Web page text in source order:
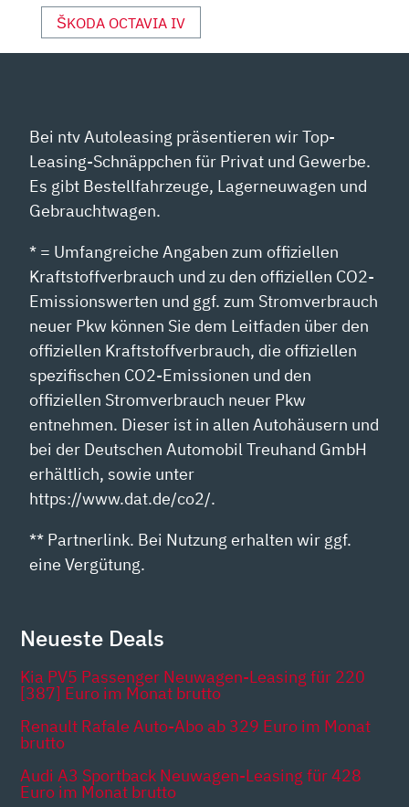
ŠKODA OCTAVIA IV
Bei ntv Autoleasing präsentieren wir Top-
Leasing-Schnäppchen für Privat und Gewerbe.
Es gibt Bestellfahrzeuge, Lagerneuwagen und
Gebrauchtwagen.
* = Umfangreiche Angaben zum offiziellen
Kraftstoffverbrauch und zu den offiziellen CO2-
Emissionswerten und ggf. zum Stromverbrauch
neuer Pkw können Sie dem Leitfaden über den
offiziellen Kraftstoffverbrauch, die offiziellen
spezifischen CO2-Emissionen und den
offiziellen Stromverbrauch neuer Pkw
entnehmen. Dieser ist in allen Autohäusern und
bei der Deutschen Automobil Treuhand GmbH
erhältlich, sowie unter
https://www.dat.de/co2/.
** Partnerlink. Bei Nutzung erhalten wir ggf.
eine Vergütung.
Neueste Deals
Kia PV5 Passenger Neuwagen-Leasing für 220
[387] Euro im Monat brutto
Renault Rafale Auto-Abo ab 329 Euro im Monat
brutto
Audi A3 Sportback Neuwagen-Leasing für 428
Euro im Monat brutto